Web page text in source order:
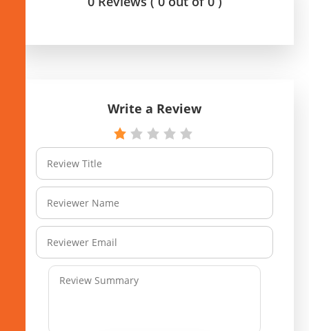
Write a Review